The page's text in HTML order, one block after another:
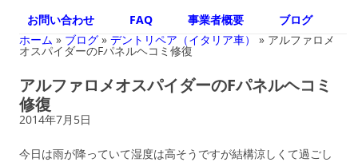
ン
ツ
へ
ス
キ
プ
お問い合わせ
FAQ 事業者概要
ブログ
ホーム » ブログ » デントリペア（イタリア車） » アルファロメ
オスパイダーのFパネルヘコミ修復
アルファロメオスパイダーのFパネルヘコミ
修復
2014年7月5日
今日は雨が降っていて湿度は高そうですが結構涼しくて過ごし